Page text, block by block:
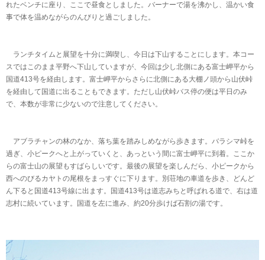
れたベンチに座り、ここで昼食としました。バーナーで湯を沸かし、温かい食
事で体を温めながらのんびりと過ごしました。
ランチタイムと展望を十分に満喫し、今日は下山することにします。本コー
スではこのまま平野へ下山していますが、今回は少し北側にある富士岬平から
国道413号を経由します。富士岬平からさらに北側にある大棚ノ頭から山伏峠
を経由して国道に出ることもできます。ただし山伏峠バス停の便は平日のみ
で、本数が非常に少ないので注意してください。
アブラチャンの林のなか、落ち葉を踏みしめながら歩きます。バラシマ峠を
過ぎ、小ピークへと上がっていくと、あっという間に富士岬平に到着。ここか
らの富士山の展望もすばらしいです。最後の展望を楽しんだら、小ピークから
西へのびるカヤトの尾根をまっすぐに下ります。別荘地の車道を歩き、どんど
ん下ると国道413号線に出ます。国道413号は道志みちと呼ばれる道で、右は道
志村に続いています。国道を左に進み、約20分歩けば石割の湯です。